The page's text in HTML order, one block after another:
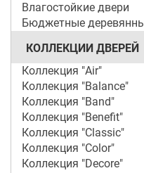
Влагостойкие двери
Бюджетные
КОЛЛЕКЦИИ ДВЕРЕЙ
Коллекция "Air"
Коллекция "Balance"
Коллекция "Band"
Коллекция "Benefit"
Коллекция "Classic"
Коллекция "Color"
Коллекция "Decore"